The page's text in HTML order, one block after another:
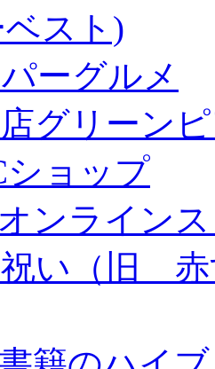
ベスト)
ーグルメ
グリーン
ショップ
ンライン
い（旧 赤